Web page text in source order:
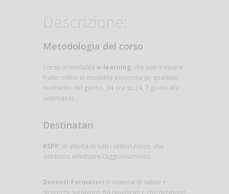
Descrizione:
Metodologia del corso
Corso in modalità e-learning, che potrà essere
fruito online in modalità asincrona (in qualsiasi
momento del giorno, 24 ore su 24, 7 giorni alla
settimana).
Destinatari
RSPP, di attività di tutti i settori Ateco, che
debbono effettuare l'aggiornamento.
Docenti-Formatori in materia di salute e